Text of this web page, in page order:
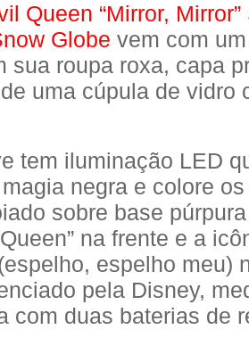
Queen “Mirror,
Globe vem com
sua roupa roxa, capa
uma cúpula de vidro
tem iluminação LED
negra e colore
sobre base
na frente e a
espelho meu)
pela Disney,
com duas baterias de